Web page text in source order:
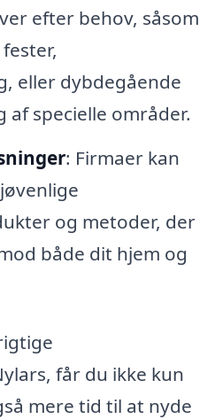
efter behov, såsom
eller dybdegående
specielle områder.
: Firmaer kan
og metoder, der
både dit hjem og
får du ikke kun
mere tid til at nyde